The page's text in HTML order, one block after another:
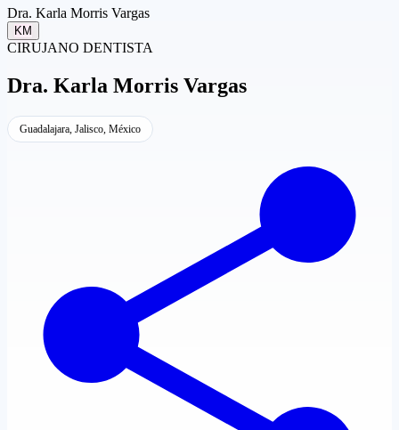
Dra. Karla Morris Vargas
KM
CIRUJANO DENTISTA
Dra. Karla Morris Vargas
Guadalajara, Jalisco, México